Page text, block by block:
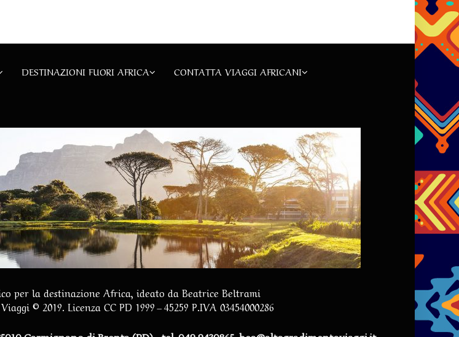
DESTINAZIONI FUORI AFRICA CONTATTA VIAGGI AFRICANI
per la destinazione Africa, ideato da Beatrice Beltrami
© 2019. Licenza CC PD 1999 – 45259 P.IVA 03454000286